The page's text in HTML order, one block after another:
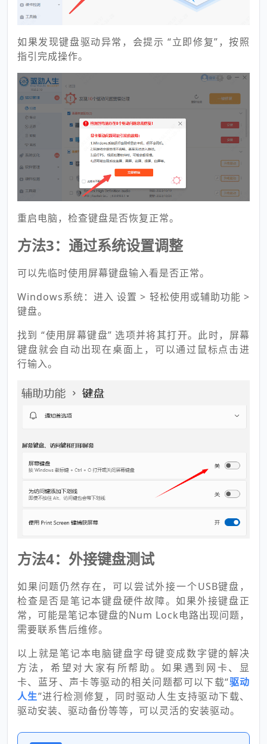
如果发现键盘驱动异常，会提示 “立即修复”，按照
指引完成操作。
重启电脑，检查键盘是否恢复正常。
方法3：通过系统设置调整
可以先临时使用屏幕键盘输入看是否正常。
Windows系统：进入 设置 > 轻松使用或辅助功能 >
键盘。
找到 “使用屏幕键盘” 选项并将其打开。此时，屏幕
键盘就会自动出现在桌面上，可以通过鼠标点击进
行输入。
方法4：外接键盘测试
如果问题仍然存在，可以尝试外接一个USB键盘，
检查是否是笔记本键盘硬件故障。如果外接键盘正
常，可能是笔记本键盘的Num Lock电路出现问题，
需要联系售后维修。
以上就是笔记本电脑键盘字母键变成数字键的解决
方法，希望对大家有所帮助。如果遇到网卡、显
卡、蓝牙、声卡等驱动的相关问题都可以下载“驱动
人生”进行检测修复，同时驱动人生支持驱动下载、
驱动安装、驱动备份等等，可以灵活的安装驱动。